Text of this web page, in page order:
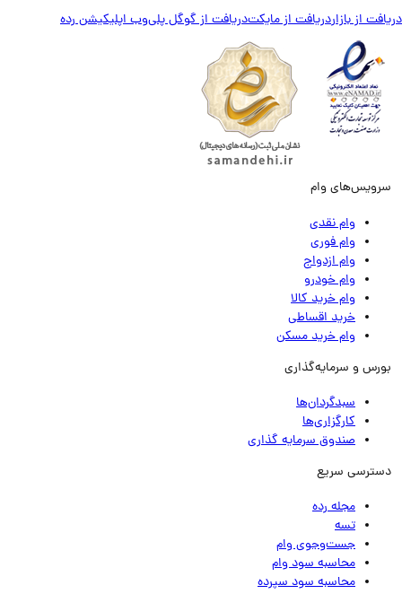
از بازاردریافت از مایکتدریافت از گوگل پلیوب اپلیکیشن رده
وام
وام نقدی
وام فوری
وام ازدواج
وام خودرو
وام خرید کالا
خرید اقساطی
وام خرید مسکن
و سرمایه‌گذاری
سبدگردان‌ها
کارگزاری‌ها
صندوق سرمایه گذاری
سریع
مجله رده
تسه
جست‌وجوی وام
محاسبه سود وام
محاسبه سود سپرده